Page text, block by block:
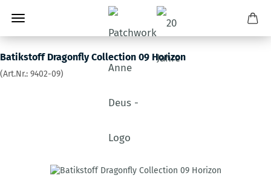
Batikstoff Dragonfly Collection 09 Horizon
(Art.Nr.: 9402-09)